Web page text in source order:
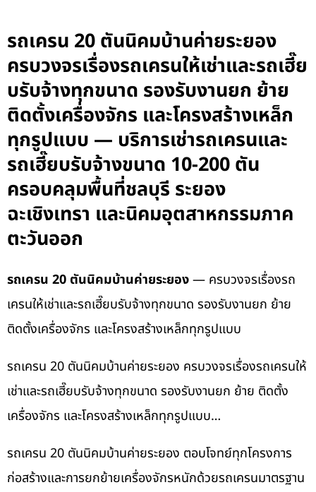
รถเครน 20 ตันนิคมบ้านค่ายระยอง
ครบวงจรเรื่องรถเครนให้เช่าและรถเฮี๊ย
บรับจ้างทุกขนาด รองรับงานยก ย้าย
ติดตั้งเครื่องจักร และโครงสร้างเหล็ก
ทุกรูปแบบ — บริการเช่ารถเครนและ
รถเฮี๊ยบรับจ้างขนาด 10-200 ตัน
ครอบคลุมพื้นที่ชลบุรี ระยอง
ฉะเชิงเทรา และนิคมอุตสาหกรรมภาค
ตะวันออก
รถเครน 20 ตันนิคมบ้านค่ายระยอง— ครบวงจรเรื่องรถ
เครนให้เช่าและรถเฮี๊ยบรับจ้างทุกขนาด รองรับงานยก ย้าย
ติดตั้งเครื่องจักร และโครงสร้างเหล็กทุกรูปแบบ
รถเครน 20 ตันนิคมบ้านค่ายระยอง ครบวงจรเรื่องรถเครนให้
เช่าและรถเฮี๊ยบรับจ้างทุกขนาด รองรับงานยก ย้าย ติดตั้ง
เครื่องจักร และโครงสร้างเหล็กทุกรูปแบบ…
รถเครน 20 ตันนิคมบ้านค่ายระยอง ตอบโจทย์ทุกโครงการ
ก่อสร้างและการยกย้ายเครื่องจักรหนักด้วยรถเครนมาตรฐาน